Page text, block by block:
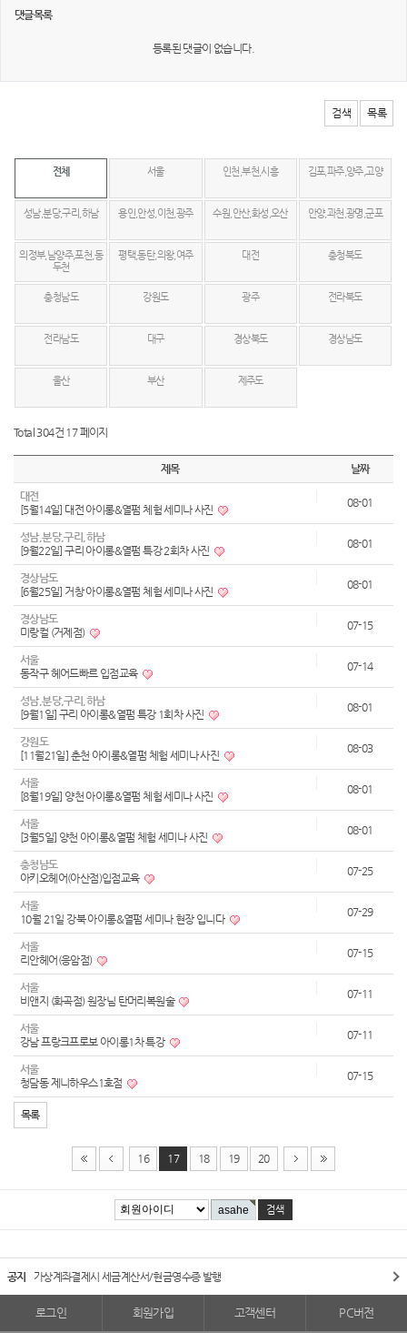
댓글목록
등록된 댓글이 없습니다.
검색 목록
전체 서울 인천,부천,시흥 김포,파주,양주,고양
성남,분당,구리,하남 용인,안성,이천,광주 수원,안산,화성,오산 안양,과천,광명,군포
의정부,남양주,포천,동
두천
평택,동탄,의왕,여주 대전 충청북도
충청남도 강원도 광주 전라북도
전라남도 대구 경상북도 경상남도
울산 부산 제주도
Total 304건 17 페이지
제목 날짜
대전
[5월14일] 대전 아이롱&열펌 체험 세미나 사진
08-01
성남,분당,구리,하남
[9월22일] 구리 아이롱&열펌 특강 2회차 사진
08-01
경상남도
[6월25일] 거창 아이롱&열펌 체험 세미나 사진
08-01
경상남도
미랑컬 (거제점)
07-15
서울
동작구 헤어드빠르 입점교육
07-14
성남,분당,구리,하남
[9월1일] 구리 아이롱&열펌 특강 1회차 사진
08-01
강원도
[11월21일] 춘천 아이롱&열펌 체험 세미나 사진
08-03
서울
[8월19일] 양천 아이롱&열펌 체험 세미나 사진
08-01
서울
[3월5일] 양천 아이롱&열펌 체험 세미나 사진
08-01
충청남도
아키오헤어(아산점)입점교육
07-25
서울
10월 21일 강북 아이롱&열펌 세미나 현장 입니다
07-29
서울
리안헤어(응암점)
07-15
서울
비앤지 (화곡점) 원장님 탄머리복원술
07-11
서울
강남 프랑크프로보 아이롱1차 특강
07-11
서울
청담동 제니하우스1호점
07-15
목록
16 17 18 19 20
공지 가상계좌결제시 세금계산서/현금영수증 발행
로그인 회원가입 고객센터 PC버전